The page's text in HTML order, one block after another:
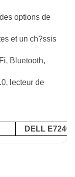
options de
et un ch?ssis
Bluetooth,
lecteur de
DELL E7240